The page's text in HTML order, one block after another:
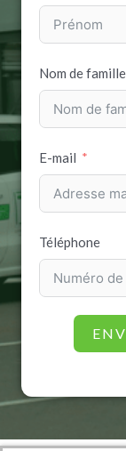
Nom de famille
E-mail
Téléphone